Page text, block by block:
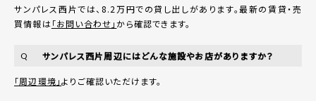
サンパレス西片では、8.2万円での貸し出しがあります。最新の賃貸・売
買情報は「お問い合わせ」 から確認できます。
Q サンパレス西片周辺にはどんな施設やお店がありますか？
「周辺環境」よりご確認いただけます。